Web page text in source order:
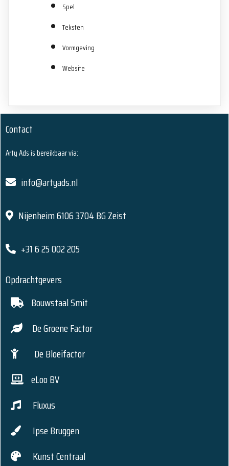
Spel
Teksten
Vormgeving
Website
Contact
Arty Ads is bereikbaar via:
info@artyads.nl
Nijenheim 6106 3704 BG Zeist
+31 6 25 002 205
Opdrachtgevers
Bouwstaal Smit
De Groene Factor
De Bloeifactor
eLoo BV
Fluxus
Ipse Bruggen
Kunst Centraal